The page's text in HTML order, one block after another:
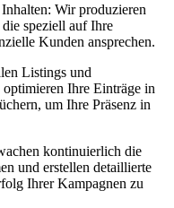
Wir produzieren
speziell auf Ihre
Kunden ansprechen.
Listings und
Ihre Einträge in
um Ihre Präsenz in
kontinuierlich die
und erstellen detaillierte
Ihrer Kampagnen zu